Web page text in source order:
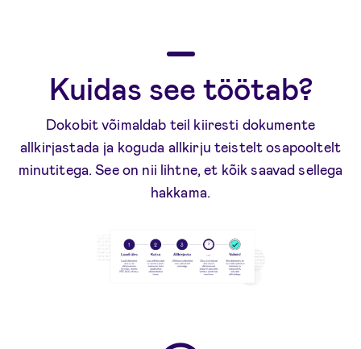
Kuidas see töötab?
Dokobit võimaldab teil kiiresti dokumente
allkirjastada ja koguda allkirju teistelt osapooltelt
minutitega. See on nii lihtne, et kõik saavad sellega
hakkama.